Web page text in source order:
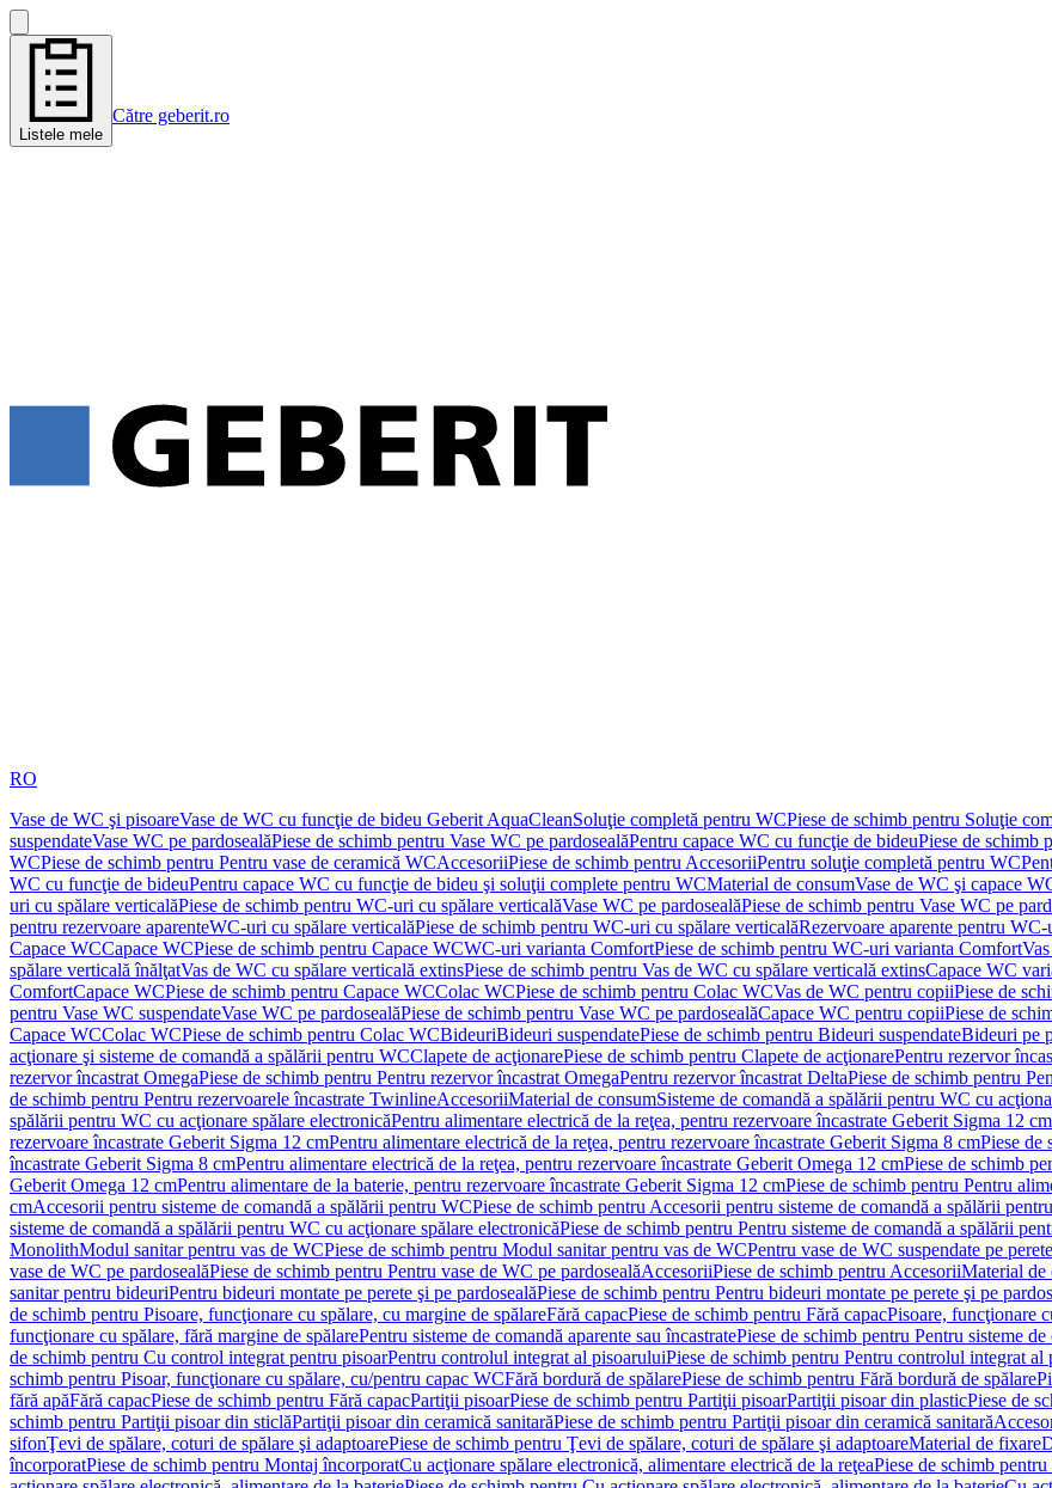
Listele mele
Către geberit.ro
RO
Vase de WC şi pisoareVase de WC cu funcţie de bideu Geberit AquaCleanSoluţie completă pentru WCPiese de schimb pentru Soluţie
suspendateVase WC pe pardosealăPiese de schimb pentru Vase WC pe pardosealăPentru capace WC cu funcţie de bideuPiese de schimb
WCPiese de schimb pentru Pentru vase de ceramică WCAccesoriiPiese de schimb pentru AccesoriiPentru soluţie completă pentru WC
WC cu funcţie de bideuPentru capace WC cu funcţie de bideu şi soluţii complete pentru WCMaterial de consumVase de WC şi capace
uri cu spălare verticalăPiese de schimb pentru WC-uri cu spălare verticalăVase WC pe pardosealăPiese de schimb pentru Vase WC pe
pentru rezervoare aparenteWC-uri cu spălare verticalăPiese de schimb pentru WC-uri cu spălare verticalăRezervoare aparente pentru
Capace WCCapace WCPiese de schimb pentru Capace WCWC-uri varianta ComfortPiese de schimb pentru WC-uri varianta Comfort
spălare verticală înălţatVas de WC cu spălare verticală extinsPiese de schimb pentru Vas de WC cu spălare verticală extinsCapace WC
ComfortCapace WCPiese de schimb pentru Capace WCColac WCPiese de schimb pentru Colac WCVas de WC pentru copiiPiese de
pentru Vase WC suspendateVase WC pe pardosealăPiese de schimb pentru Vase WC pe pardosealăCapace WC pentru copiiPiese de
Capace WCColac WCPiese de schimb pentru Colac WCBideuriBideuri suspendatePiese de schimb pentru Bideuri suspendateBideuri pe
acţionare şi sisteme de comandă a spălării pentru WCClapete de acţionarePiese de schimb pentru Clapete de acţionarePentru rezervor
rezervor încastrat OmegaPiese de schimb pentru Pentru rezervor încastrat OmegaPentru rezervor încastrat DeltaPiese de schimb pentru
de schimb pentru Pentru rezervoarele încastrate TwinlineAccesoriiMaterial de consumSisteme de comandă a spălării pentru WC cu
spălării pentru WC cu acţionare spălare electronicăPentru alimentare electrică de la reţea, pentru rezervoare încastrate Geberit Sigma 12 cm
rezervoare încastrate Geberit Sigma 12 cmPentru alimentare electrică de la reţea, pentru rezervoare încastrate Geberit Sigma 8 cmPiese de
încastrate Geberit Sigma 8 cmPentru alimentare electrică de la reţea, pentru rezervoare încastrate Geberit Omega 12 cmPiese de schimb
Geberit Omega 12 cmPentru alimentare de la baterie, pentru rezervoare încastrate Geberit Sigma 12 cmPiese de schimb pentru Pentru
cmAccesorii pentru sisteme de comandă a spălării pentru WCPiese de schimb pentru Accesorii pentru sisteme de comandă a spălării
sisteme de comandă a spălării pentru WC cu acţionare spălare electronicăPiese de schimb pentru Pentru sisteme de comandă a spălării
MonolithModul sanitar pentru vas de WCPiese de schimb pentru Modul sanitar pentru vas de WCPentru vase de WC suspendate pe perete
vase de WC pe pardosealăPiese de schimb pentru Pentru vase de WC pe pardosealăAccesoriiPiese de schimb pentru AccesoriiMaterial de
sanitar pentru bideuriPentru bideuri montate pe perete şi pe pardosealăPiese de schimb pentru Pentru bideuri montate pe perete şi pe
de schimb pentru Pisoare, funcţionare cu spălare, cu margine de spălareFără capacPiese de schimb pentru Fără capacPisoare, funcţionare
funcţionare cu spălare, fără margine de spălarePentru sisteme de comandă aparente sau încastratePiese de schimb pentru Pentru sisteme
de schimb pentru Cu control integrat pentru pisoarPentru controlul integrat al pisoaruluiPiese de schimb pentru Pentru controlul integrat al
schimb pentru Pisoar, funcţionare cu spălare, cu/pentru capac WCFără bordură de spălarePiese de schimb pentru Fără bordură de spălare
fără apăFără capacPiese de schimb pentru Fără capacPartiţii pisoarPiese de schimb pentru Partiţii pisoarPartiţii pisoar din plasticPiese de
schimb pentru Partiţii pisoar din sticlăPartiţii pisoar din ceramică sanitarăPiese de schimb pentru Partiţii pisoar din ceramică sanitară
sifonŢevi de spălare, coturi de spălare şi adaptoarePiese de schimb pentru Ţevi de spălare, coturi de spălare şi adaptoareMaterial de fixare
încorporatPiese de schimb pentru Montaj încorporatCu acţionare spălare electronică, alimentare electrică de la reţeaPiese de schimb